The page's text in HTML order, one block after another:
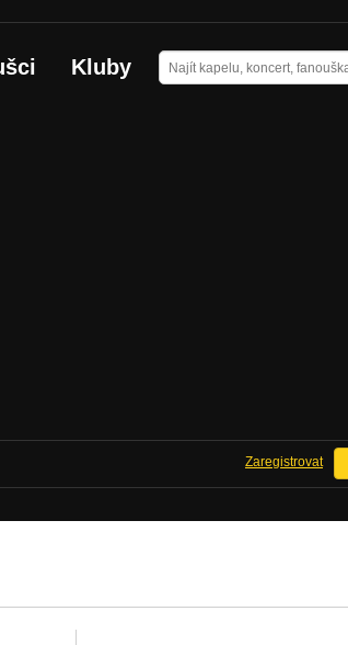
Kluby
Zaregistrovat